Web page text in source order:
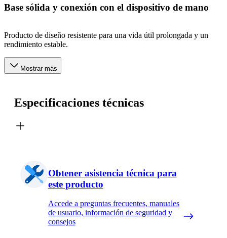
Base sólida y conexión con el dispositivo de mano
Producto de diseño resistente para una vida útil prolongada y un
rendimiento estable.
Mostrar más
Especificaciones técnicas
Obtener asistencia técnica para
este producto
Accede a preguntas frecuentes, manuales
de usuario, información de seguridad y
consejos